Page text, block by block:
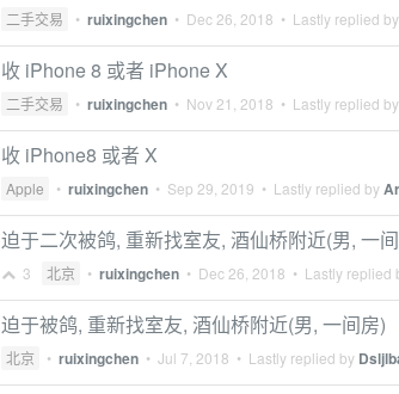
二手交易 • ruixingchen • Dec 26, 2018 • Lastly replied by
收 iPhone 8 或者 iPhone X
二手交易 • ruixingchen • Nov 21, 2018 • Lastly replied by
收 iPhone8 或者 X
Apple • ruixingchen • Sep 29, 2019 • Lastly replied by
迫于二次被鸽, 重新找室友, 酒仙桥附近(男, 一
3 北京 • ruixingchen • Dec 26, 2018 • Lastly replied
迫于被鸽, 重新找室友, 酒仙桥附近(男, 一间房)
北京 • ruixingchen • Jul 7, 2018 • Lastly replied by